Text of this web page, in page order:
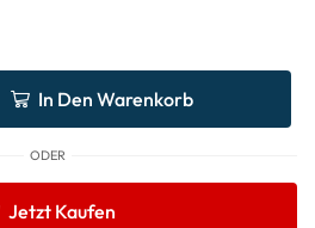
In Den Warenkorb
ODER
Jetzt Kaufen